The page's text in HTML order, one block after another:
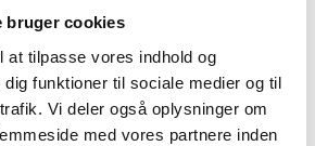
bruger cookies
at tilpasse vores indhold og
funktioner til sociale medier og til
Vi deler også oplysninger om
med vores partnere inden
og kontor
på, hvor eleverne tager på
også betydelige forskelle
ordningen i forskellige